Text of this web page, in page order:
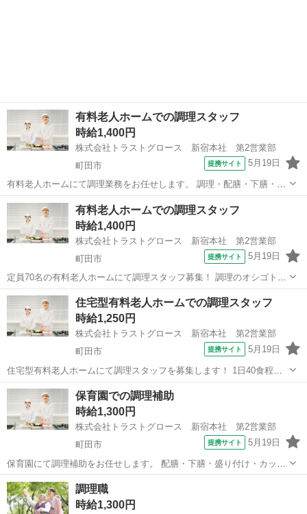
有料老人ホームでの調理スタッフ
時給1,400円
株式会社トラストグロース 新宿本社 第2営業部
町田市
提携サイト 5月19日
有料老人ホームにて調理業務をお任せします。 調理・配膳・下膳・盛
り付け・カット・洗浄等をお願いします！ ●定員：51名 ●資格・経験
不問 ●週2日～OK ●実働4時間～OK ●就業時間相談OK ●曜日固定相談
OK ●制服貸...
東京 町田市 キッチン
有料老人ホームでの調理スタッフ
時給1,400円
株式会社トラストグロース 新宿本社 第2営業部
町田市
提携サイト 5月19日
定員70名の有料老人ホームにて調理スタッフ募集！ 調理のオシゴトが
はじめての方もご応募可能です◎ お願いするのは、簡単な調理・配
膳・下膳・盛り付け・カット・洗浄等です。 難しい作業はありません
ので、 無資格・未経験の方もぜ...
東京 町田市 キッチン
住宅型有料老人ホームでの調理スタッフ
時給1,250円
株式会社トラストグロース 新宿本社 第2営業部
町田市
提携サイト 5月19日
住宅型有料老人ホームにて調理スタッフを募集します！ 1日40食程を2
～3名で調理します。 クックチル等の湯銭パックと完全調理の両方で
行います。 ※お仕事No.13-047264 ご応募時に上記No.をお知らせ下さ
い！ ...
東京 町田市 キッチン
保育園での調理補助
時給1,300円
株式会社トラストグロース 新宿本社 第2営業部
町田市
提携サイト 5月19日
保育園にて調理補助をお任せします。 配膳・下膳・盛り付け・カッ
ト・洗浄等をお願いします。 ★定員：120名 ★資格不問 ★20～50代の
方活躍中 ★曜日固定OK ★日勤シフトのみ ※お仕事No.13-046752 ご
応募...
東京 町田市 キッチン
調理職
時給1,300円